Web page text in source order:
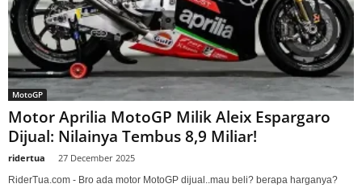
MotoGP
Motor Aprilia MotoGP Milik Aleix Espargaro
Dijual: Nilainya Tembus 8,9 Miliar!
ridertua 27 December 2025
RiderTua.com - Bro ada motor MotoGP dijual..mau beli? berapa harganya?